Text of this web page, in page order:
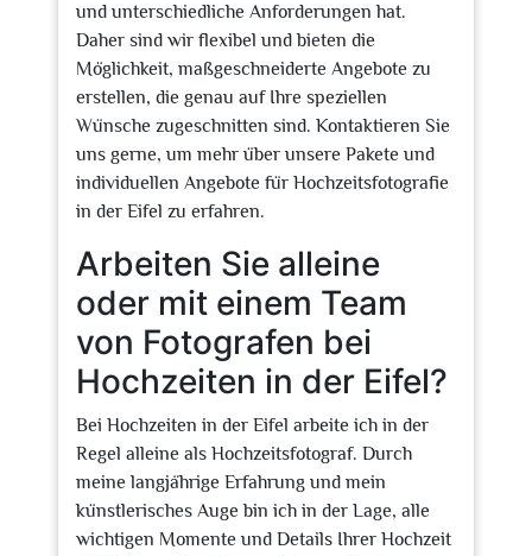
und unterschiedliche Anforderungen hat.
Daher sind wir flexibel und bieten die
Möglichkeit, maßgeschneiderte Angebote zu
erstellen, die genau auf Ihre speziellen
Wünsche zugeschnitten sind. Kontaktieren Sie
uns gerne, um mehr über unsere Pakete und
individuellen Angebote für Hochzeitsfotografie
in der Eifel zu erfahren.
Arbeiten Sie alleine
oder mit einem Team
von Fotografen bei
Hochzeiten in der Eifel?
Bei Hochzeiten in der Eifel arbeite ich in der
Regel alleine als Hochzeitsfotograf. Durch
meine langjährige Erfahrung und mein
künstlerisches Auge bin ich in der Lage, alle
wichtigen Momente und Details Ihrer Hochzeit